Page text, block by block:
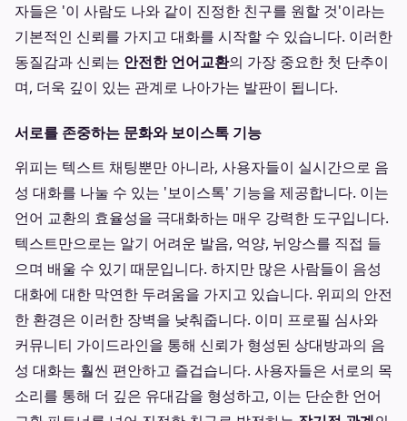
자들은 '이 사람도 나와 같이 진정한 친구를 원할 것'이라는
기본적인 신뢰를 가지고 대화를 시작할 수 있습니다. 이러한
동질감과 신뢰는 안전한 언어교환의 가장 중요한 첫 단추이
며, 더욱 깊이 있는 관계로 나아가는 발판이 됩니다.
서로를 존중하는 문화와 보이스톡 기능
위피는 텍스트 채팅뿐만 아니라, 사용자들이 실시간으로 음
성 대화를 나눌 수 있는 '보이스톡' 기능을 제공합니다. 이는
언어 교환의 효율성을 극대화하는 매우 강력한 도구입니다.
텍스트만으로는 알기 어려운 발음, 억양, 뉘앙스를 직접 들
으며 배울 수 있기 때문입니다. 하지만 많은 사람들이 음성
대화에 대한 막연한 두려움을 가지고 있습니다. 위피의 안전
한 환경은 이러한 장벽을 낮춰줍니다. 이미 프로필 심사와
커뮤니티 가이드라인을 통해 신뢰가 형성된 상대방과의 음
성 대화는 훨씬 편안하고 즐겁습니다. 사용자들은 서로의 목
소리를 통해 더 깊은 유대감을 형성하고, 이는 단순한 언어